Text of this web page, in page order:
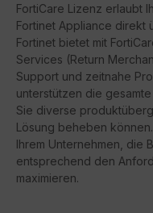
FortiCare Lizenz erlaubt
Fortinet Appliance direkt
Fortinet bietet mit
Services (Return
Support und zeitnahe
unterstützen die
Sie diverse
Lösung beheben
Ihrem Unternehmen, die
entsprechend den
maximieren.